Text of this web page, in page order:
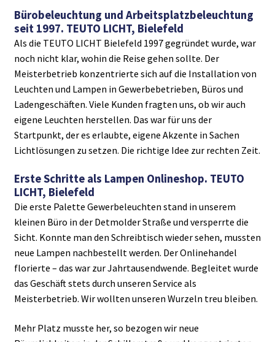
Bürobeleuchtung und Arbeitsplatzbeleuchtung
seit 1997. TEUTO LICHT, Bielefeld
Als die TEUTO LICHT Bielefeld 1997 gegründet wurde, war
noch nicht klar, wohin die Reise gehen sollte. Der
Meisterbetrieb konzentrierte sich auf die Installation von
Leuchten und Lampen in Gewerbebetrieben, Büros und
Ladengeschäften. Viele Kunden fragten uns, ob wir auch
eigene Leuchten herstellen. Das war für uns der
Startpunkt, der es erlaubte, eigene Akzente in Sachen
Lichtlösungen zu setzen. Die richtige Idee zur rechten Zeit.
Erste Schritte als Lampen Onlineshop. TEUTO
LICHT, Bielefeld
Die erste Palette Gewerbeleuchten stand in unserem
kleinen Büro in der Detmolder Straße und versperrte die
Sicht. Konnte man den Schreibtisch wieder sehen, mussten
neue Lampen nachbestellt werden. Der Onlinehandel
florierte – das war zur Jahrtausendwende. Begleitet wurde
das Geschäft stets durch unseren Service als
Meisterbetrieb. Wir wollten unseren Wurzeln treu bleiben.
Mehr Platz musste her, so bezogen wir neue